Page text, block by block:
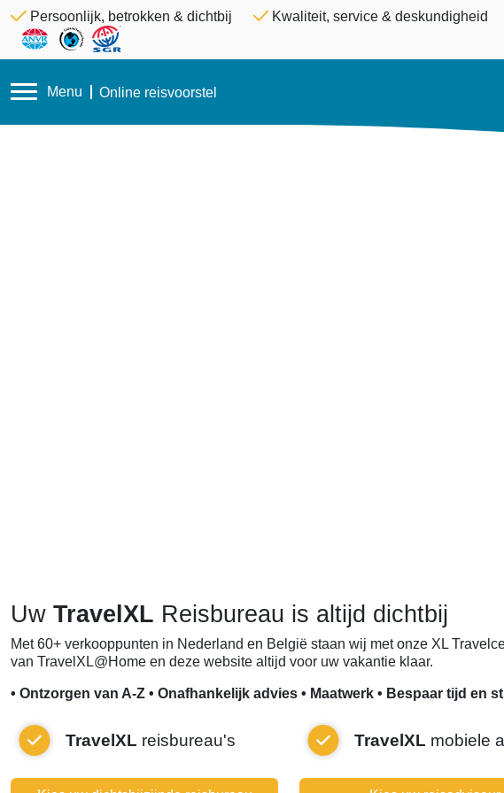
Persoonlijk, betrokken & dichtbij Kwaliteit, service & deskundigheid
Menu Online reisvoorstel
Uw TravelXL Reisbureau is altijd dichtbij
Met 60+ verkooppunten in Nederland en België staan wij met onze XL
van TravelXL@Home en deze website altijd voor uw vakantie klaar.
• Ontzorgen van A-Z • Onafhankelijk advies • Maatwerk • Bespaar tijd en
TravelXL reisbureau's TravelXL mobiele